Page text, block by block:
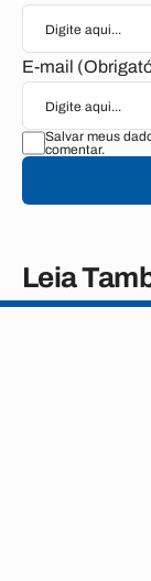
E-mail
Salvar meus
comentar.
Leia